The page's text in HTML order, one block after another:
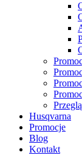
Husqvarna
Promocje
Blog
Kontakt